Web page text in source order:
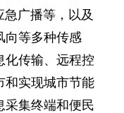
广播等，以及
向等多种传感
化传输、远程控
和实现城市节能
采集终端和便民